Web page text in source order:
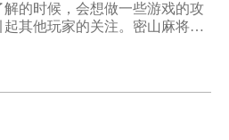
解的时候，会想做一些游戏的攻
其他玩家的关注。密山麻将玩
学习的时候可以有资料进行使